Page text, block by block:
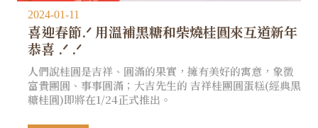
2024-01-11
喜迎春節.ᐟ 用溫補黑糖和柴燒桂圓來互道新年
恭喜 .ᐟ .ᐟ
人們說桂圓是吉祥、圓滿的果實，擁有美好的寓意，象徵
富貴團圓、事事圓滿；大吉先生的 吉祥桂團圓蛋糕(經典黑
糖桂圓)即將在1/24正式推出。